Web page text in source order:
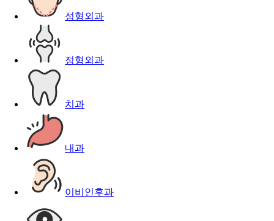
성형외과
정형외과
치과
내과
이비인후과